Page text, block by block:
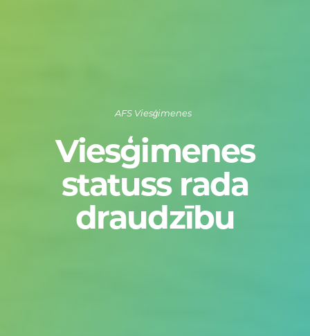
AFS Viesģimenes
Viesģimenes
statuss rada
draudzību